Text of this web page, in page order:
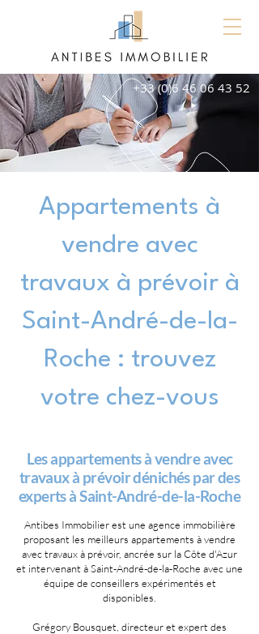
+33 (0)6 46 06 43 52
Appartements à
vendre avec
travaux à prévoir à
Saint-André-de-la-
Roche : trouvez
votre chez-vous
Les appartements à vendre avec
travaux à prévoir dénichés par des
experts à Saint-André-de-la-Roche
Antibes Immobilier est une agence immobilière
proposant les meilleurs appartements à vendre
avec travaux à prévoir, ancrée sur la Côte d'Azur
et intervenant à Saint-André-de-la-Roche avec une
équipe de conseillers expérimentés et
disponibles.
Grégory Bousquet, directeur et expert des